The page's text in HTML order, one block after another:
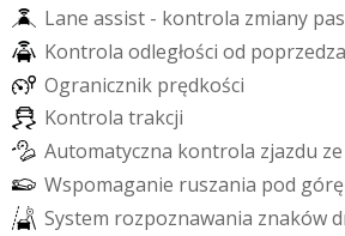
Lane assist - kontrola zmiany pas
Kontrola odległości od poprzedza
Ogranicznik prędkości
Kontrola trakcji
Automatyczna kontrola zjazdu ze
Wspomaganie ruszania pod górę
System rozpoznawania znakówd